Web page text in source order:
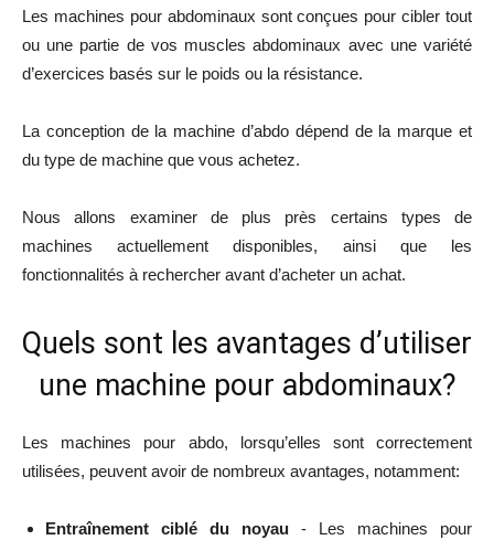
Les machines pour abdominaux sont conçues pour cibler tout
ou une partie de vos muscles abdominaux avec une variété
d’exercices basés sur le poids ou la résistance.
La conception de la machine d’abdo dépend de la marque et
du type de machine que vous achetez.
Nous allons examiner de plus près certains types de
machines actuellement disponibles, ainsi que les
fonctionnalités à rechercher avant d’acheter un achat.
Quels sont les avantages d’utiliser
une machine pour abdominaux?
Les machines pour abdo, lorsqu’elles sont correctement
utilisées, peuvent avoir de nombreux avantages, notamment:
Entraînement ciblé du noyau - Les machines pour